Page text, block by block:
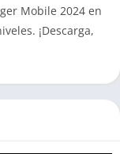
Mobile 2024 en
¡Descarga,